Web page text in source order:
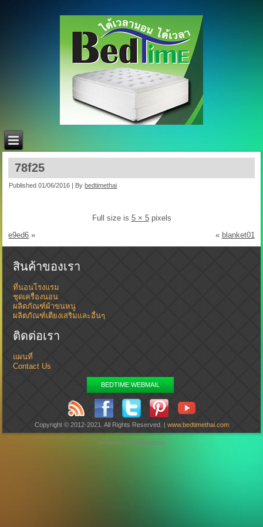
78f25
Published 01/06/2016 | By bedtimethai
Full size is 5 × 5pixels
e9ed6 » « blanket01
สินค้าของเรา
ที่นอนโรงแรม
ชุดเครื่องนอน
ผลิตภัณฑ์ผ้าขนหนู
ผลิตภัณฑ์เตียงเสริมและอื่นๆ
ติดต่อเรา
แผนที่
Contact Us
BEDTIME WEBMAIL
Copyright © 2012-2021. All Rights Reserved. | www.bedtimethai.com
Designed by Bedtimethai.